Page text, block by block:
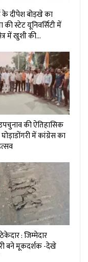
दीपेश बोड़खे का
की स्टेट यूनिवर्सिटी में
में खुशी की…
की ऐतिहासिक
में कांग्रेस का
: जिम्मेदार
बने मूकदर्शक -देखे